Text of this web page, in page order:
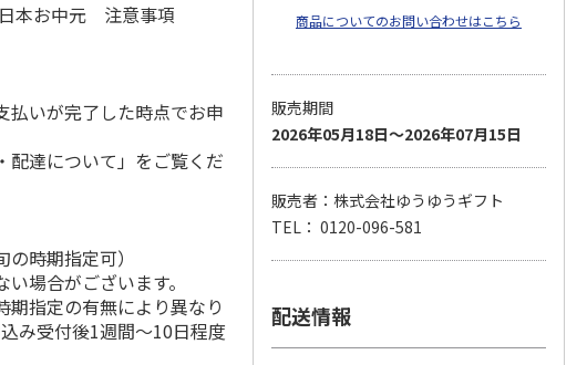
本お中元 注意事項
いが完了した時点でお申
配達について」をご覧くだ
時期指定可）
場合がございます。
指定の有無により異なり
み受付後1週間～10日程度
商品についてのお問い合わせはこちら
販売期間
2026年05月18日～2026年07月15日
販売者：株式会社ゆうゆうギフト
TEL： 0120-096-581
配送情報